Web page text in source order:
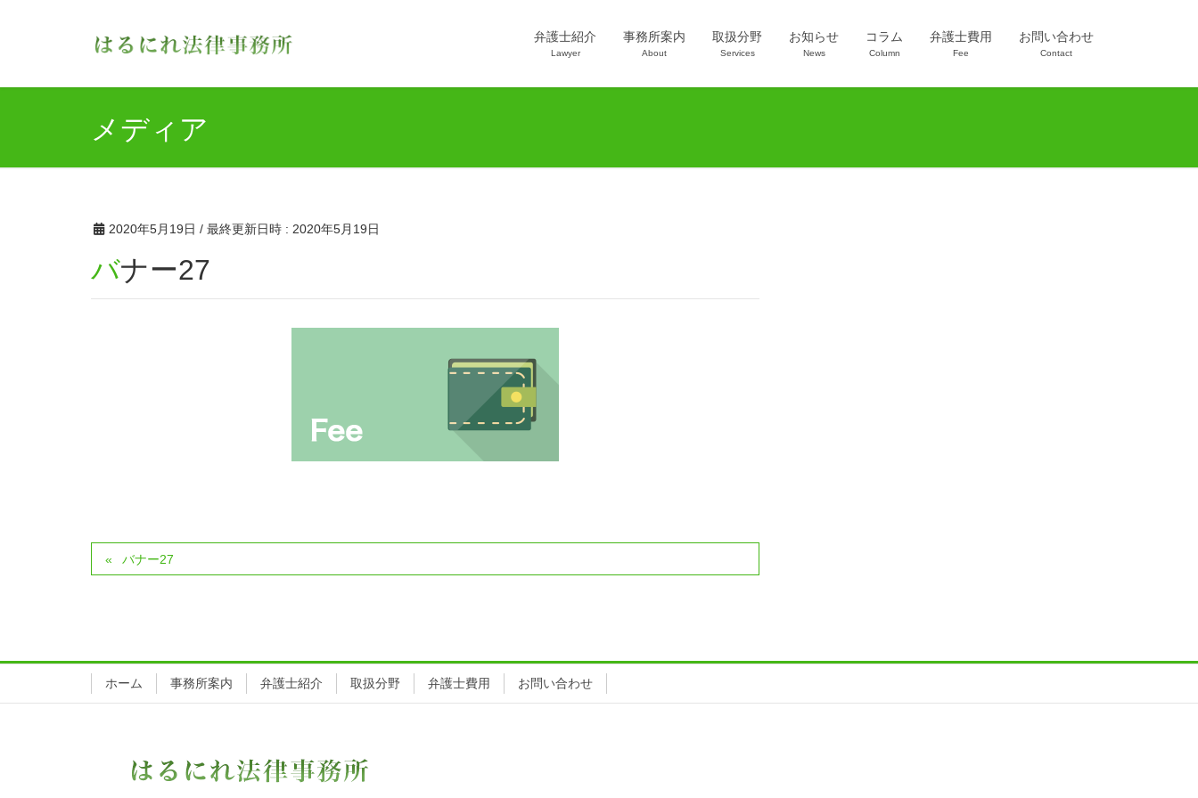
弁護士紹介
Lawyer
事務所案内
About
取扱分野
Services
お知らせ
News
コラム
Column
弁護士費用
Fee
お問い合わせ
Contact
メディア
2020年5月19日 / 最終更新日時 : 2020年5月19日
バナー27
バナー27
ホーム 事務所案内 弁護士紹介 取扱分野 弁護士費用 お問い合わせ